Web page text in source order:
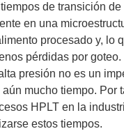
de transición de
en una
procesado y, lo
pérdidas por
presión no es un
mucho tiempo. Por
HPLT en la
estos tiempos.